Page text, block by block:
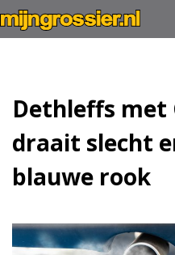
Dethleffs
draait slecht
blauwe rook